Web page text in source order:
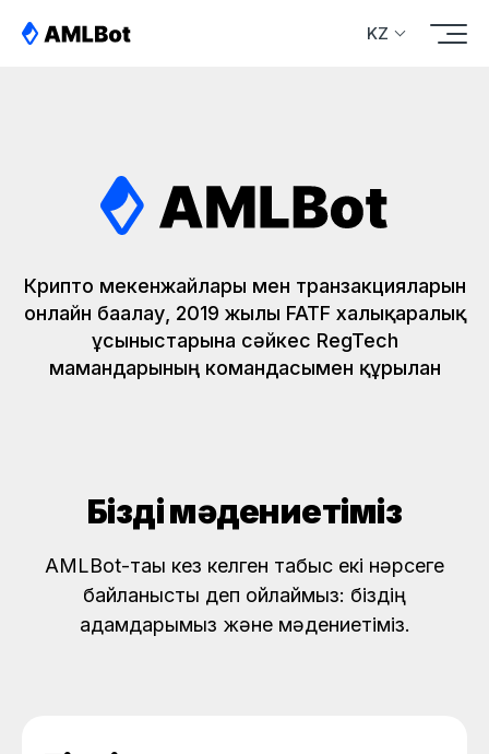
KZ
Крипто мекенжайлары мен транзакцияларын
онлайн бағалау, 2019 жылы FATF халықаралық
ұсыныстарына сәйкес RegTech
мамандарының командасымен құрылған
Біздің мәдениетіміз
AMLBot-тағы кез келген табыс екі нәрсеге
байланысты деп ойлаймыз: біздің
адамдарымыз және мәдениетіміз.